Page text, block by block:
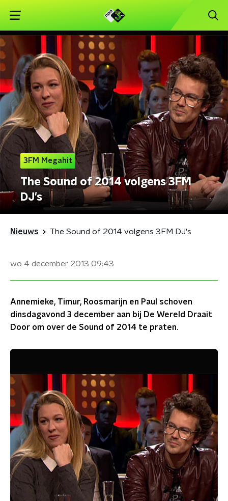
3FM Megahit
The Sound of 2014 volgens 3FM
DJ's
Nieuws The Sound of 2014 volgens 3FM DJ's
wo 4 december 2013 09:43
Annemieke, Timur, Roosmarijn en Paul schoven
dinsdagavond 3 december aan bij De Wereld Draait
Door om over de Sound of 2014 te praten.